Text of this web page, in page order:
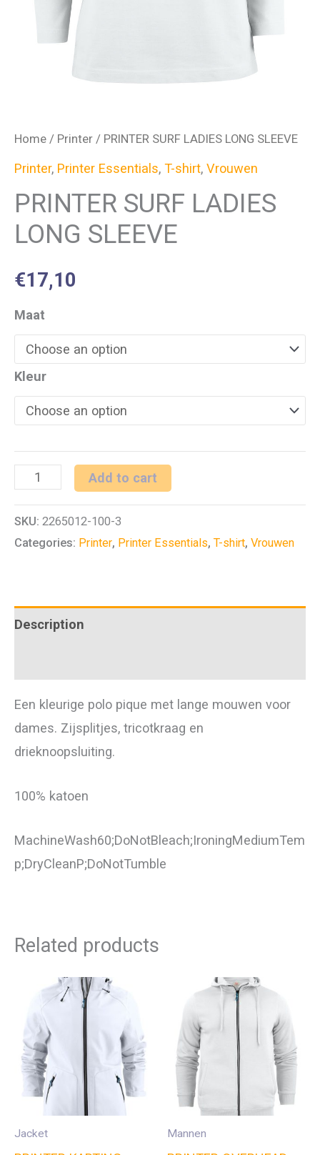
Home / Printer / PRINTER SURF LADIES LONG SLEEVE
Printer, Printer Essentials, T-shirt, Vrouwen
PRINTER SURF LADIES
LONG SLEEVE
€17,10
Maat
Kleur
PRINTER
LADIES
LONG
Add to cart
SKU: 2265012-100-3
Categories: Printer, Printer Essentials, T-shirt, Vrouwen
Description
Een kleurige polo pique met lange mouwen voor
dames. Zijsplitjes, tricotkraag en
drieknoopsluiting.
100% katoen
MachineWash60;DoNotBleach;IroningMediumTem
p;DryCleanP;DoNotTumble
Related products
Jacket Mannen